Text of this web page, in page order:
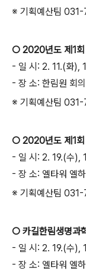
※ 기획예산팀
○ 2020년도 제1회
- 일 시: 2. 11.(화),
- 장 소: 한림원 회
※ 기획예산팀
○ 2020년도 제1회
- 일 시: 2. 19.(수),
- 장 소: 엘타워 엘
※ 기획예산팀
○ 카길한림생명과
- 일 시: 2. 19.(수),
- 장 소: 엘타워 엘